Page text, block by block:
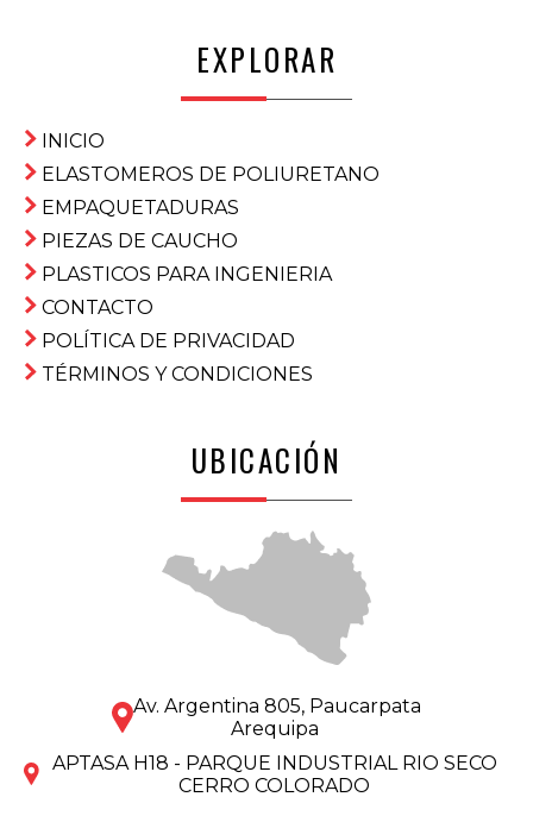
EXPLORAR
INICIO
ELASTOMEROS DE POLIURETANO
EMPAQUETADURAS
PIEZAS DE CAUCHO
PLASTICOS PARA INGENIERIA
CONTACTO
POLÍTICA DE PRIVACIDAD
TÉRMINOS Y CONDICIONES
UBICACIÓN
Av. Argentina 805, Paucarpata
Arequipa
APTASA H18 - PARQUE INDUSTRIAL RIO SECO
CERRO COLORADO